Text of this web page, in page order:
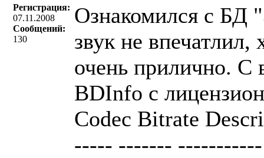
Регистрация:
07.11.2008
Сообщений:
130
Ознакомился с БД
звук не впечатлил,
очень прилично. С
BDInfo с
Codec Bitrate
----- ------- -----------